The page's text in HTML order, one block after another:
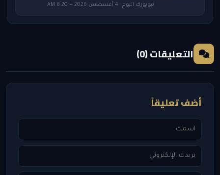
نيويورك اليوم · 4 أغسطس 2026 — 8:20 AM
التعليقات (0)
أضف تعليقاً